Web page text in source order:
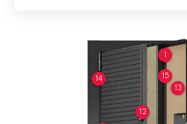
1
12
13
14 15